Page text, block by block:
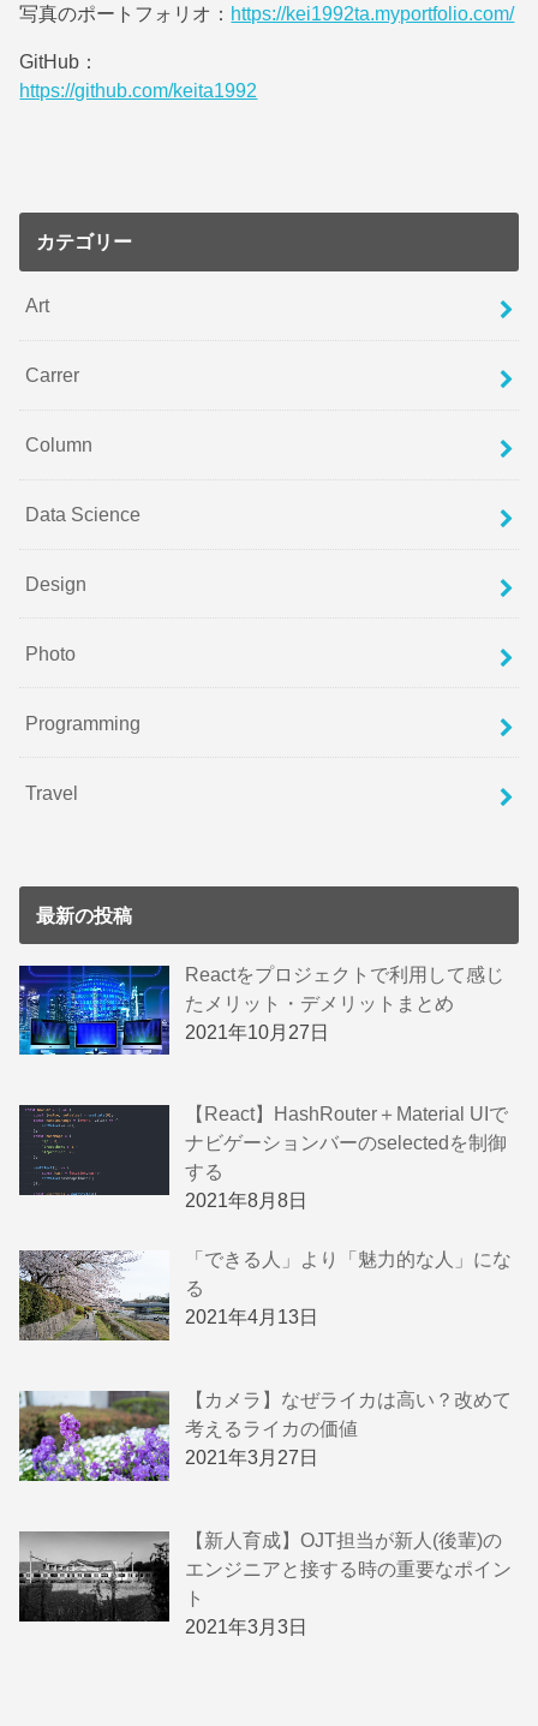
写真のポートフォリオ： https://kei1992ta.myportfolio.com/
GitHub：
https://github.com/keita1992
カテゴリー
Art
Carrer
Column
Data Science
Design
Photo
Programming
Travel
最新の投稿
Reactをプロジェクトで利用して感じ
たメリット・デメリットまとめ
2021年10月27日
【React】HashRouter＋Material UIで
ナビゲーションバーのselectedを制御
する
2021年8月8日
「できる人」より「魅力的な人」にな
る
2021年4月13日
【カメラ】なぜライカは高い？改めて
考えるライカの価値
2021年3月27日
【新人育成】OJT担当が新人(後輩)の
エンジニアと接する時の重要なポイン
ト
2021年3月3日